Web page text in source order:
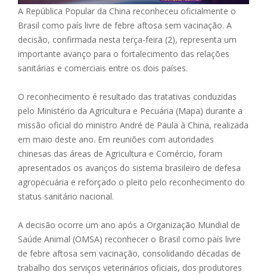
A República Popular da China reconheceu oficialmente o
Brasil como país livre de febre aftosa sem vacinação. A
decisão, confirmada nesta terça-feira (2), representa um
importante avanço para o fortalecimento das relações
sanitárias e comerciais entre os dois países.
O reconhecimento é resultado das tratativas conduzidas
pelo Ministério da Agricultura e Pecuária (Mapa) durante a
missão oficial do ministro André de Paula à China, realizada
em maio deste ano. Em reuniões com autoridades
chinesas das áreas de Agricultura e Comércio, foram
apresentados os avanços do sistema brasileiro de defesa
agropecuária e reforçado o pleito pelo reconhecimento do
status sanitário nacional.
A decisão ocorre um ano após a Organização Mundial de
Saúde Animal (OMSA) reconhecer o Brasil como país livre
de febre aftosa sem vacinação, consolidando décadas de
trabalho dos serviços veterinários oficiais, dos produtores